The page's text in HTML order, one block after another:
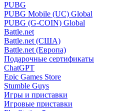
PUBG
PUBG Mobile (UC) Global
PUBG (G-COIN) Global
Battle.net
Battle.net (США)
Battle.net (Европа)
Подарочные сертификаты
ChatGPT
Epic Games Store
Stumble Guys
Игры и приставки
Игровые приставки